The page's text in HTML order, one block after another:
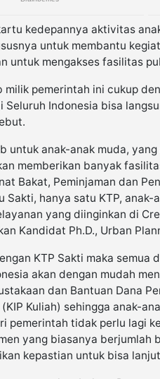
kedepannya aktivitas
untuk membantu
untuk mengakses fasilitas
milik pemerintah ini cukup
Seluruh Indonesia bisa
untuk anak-anak muda,
memberikan banyak
Bakat, Peminjaman dan
Sakti, hanya satu KTP,
yang diinginkan di
Kandidat Ph.D., Urban
KTP Sakti maka semua
akan dengan mudah
dan Bantuan Dana
Kuliah) sehingga anak-
pemerintah tidak perlu lagi
yang biasanya berjumlah
kepastian untuk bisa